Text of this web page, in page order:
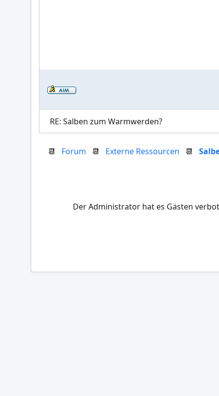
RE: Salben zum Warmwerden?
📆 Forum 📆 Externe Ressourcen 📆
Der Administrator hat es Gästen